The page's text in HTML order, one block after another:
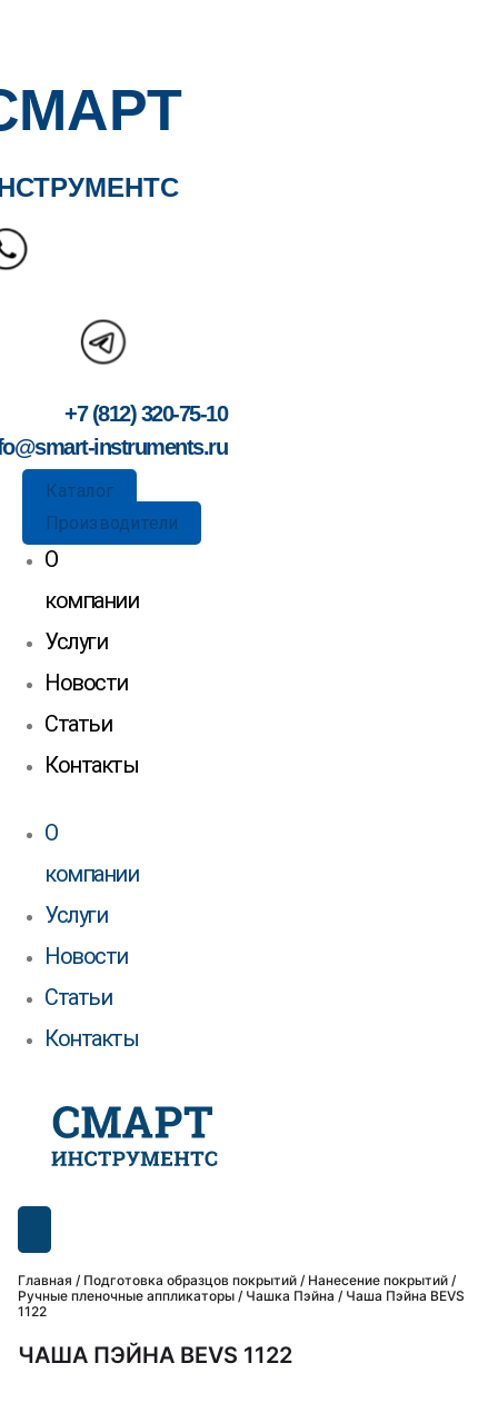
+7 (812) 320-75-10
instruments.ru
Каталог
Производители
О
компании
Услуги
Новости
Статьи
Контакты
О
компании
Услуги
Новости
Статьи
Контакты
Главная / Подготовка образцов покрытий / Нанесение покрытий /
Ручные пленочные аппликаторы / Чашка Пэйна / Чаша Пэйна BEVS
1122
ЧАША ПЭЙНА BEVS 1122